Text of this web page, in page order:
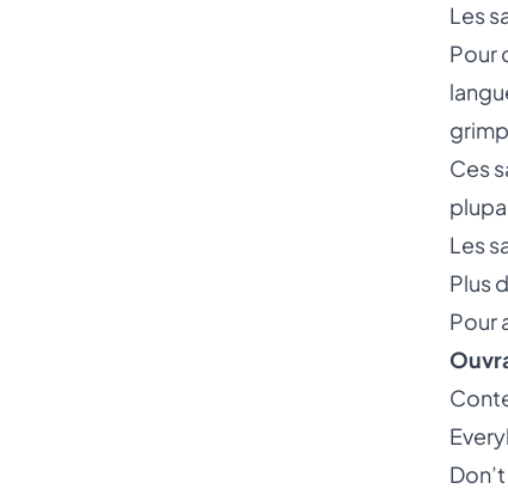
Les
Pour
‍Ces
Les
Plus
Pour